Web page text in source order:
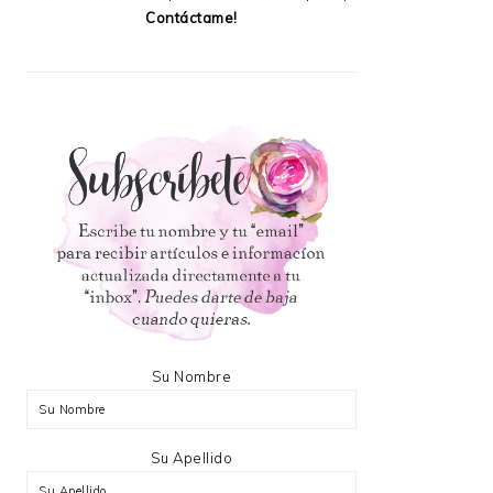
Contáctame!
Su Nombre
Su Apellido